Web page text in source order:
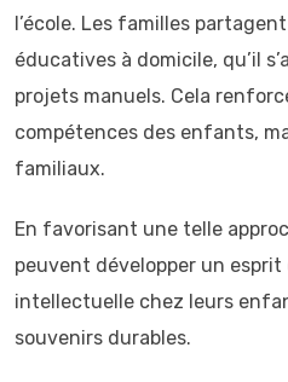
l’école. Les familles
éducatives à domicile, qu’il
projets manuels. Cela
compétences des enfants,
familiaux.
En favorisant une telle
peuvent développer un
intellectuelle chez leurs
souvenirs durables.